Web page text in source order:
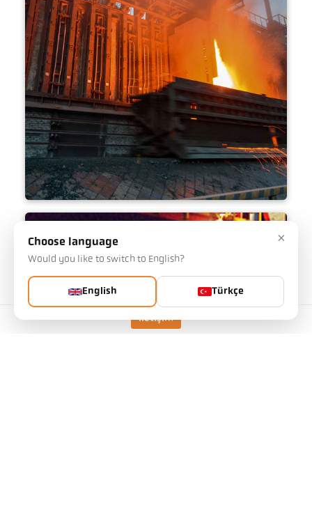
İletişim
Kok fabrikası
×
Choose language
Would you like to switch to English?
English Türkçe